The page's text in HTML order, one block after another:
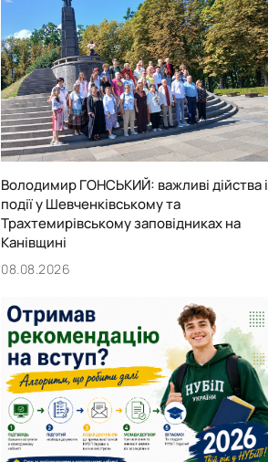
Володимир ГОНСЬКИЙ: важливі дійства і
події у Шевченківському та
Трахтемирівському заповідниках на
Канівщині
08.08.2026